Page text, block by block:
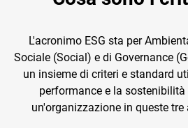
L'acronimo ESG sta per
Sociale (Social) e di Governance
un insieme di criteri e standard
performance e la
un'organizzazione in queste